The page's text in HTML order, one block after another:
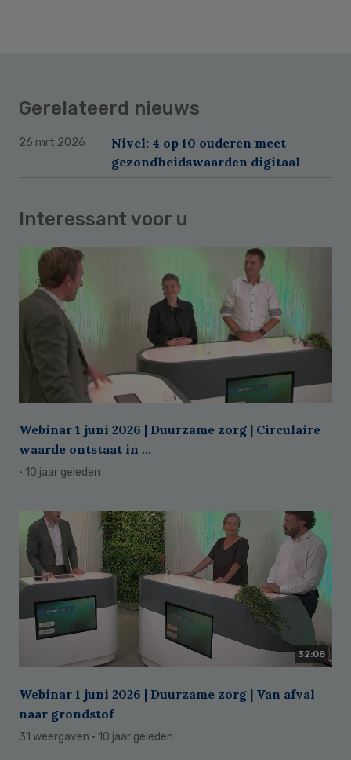
Gerelateerd nieuws
26 mrt 2026
Nivel: 4 op 10 ouderen meet
gezondheidswaarden digitaal
Interessant voor u
Webinar 1 juni 2026 | Duurzame zorg | Circulaire
waarde ontstaat in ...
· 10 jaar geleden
32:08
Webinar 1 juni 2026 | Duurzame zorg | Van afval
naar grondstof
31 weergaven · 10 jaar geleden